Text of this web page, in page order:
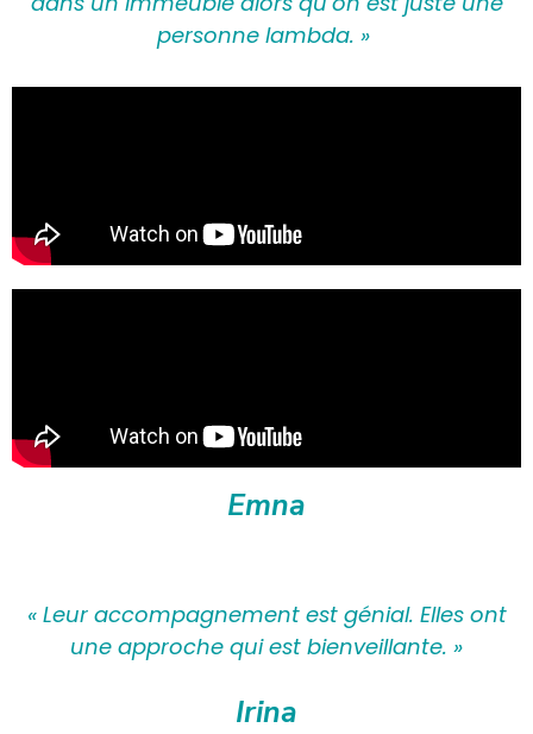
personne lambda. »
Emna
« Leur accompagnement est génial. Elles ont
une approche qui est bienveillante. »
Irina